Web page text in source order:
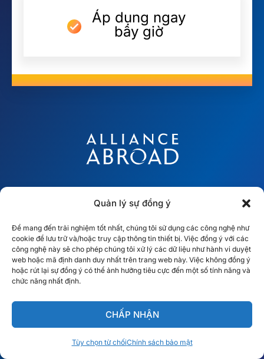
Quản lý sự đồng ý
Để mang đến trải nghiệm tốt nhất, chúng tôi sử dụng các công nghệ như
cookie để lưu trữ và/hoặc truy cập thông tin thiết bị. Việc đồng ý với các
công nghệ này sẽ cho phép chúng tôi xử lý các dữ liệu như hành vi duyệt
web hoặc mã định danh duy nhất trên trang web này. Việc không đồng ý
hoặc rút lại sự đồng ý có thể ảnh hưởng tiêu cực đến một số tính năng và
chức năng nhất định.
CHẤP NHẬN
Tùy chọn từ chốiChính sách bảo mật
Áp dụng ngay
bây giờ
Support@allianceabroad.com
︎ MẠNG LƯỚI TOÀN CẦU
Các đội địa phương tại 10 quốc
gia
Tiếng Việt